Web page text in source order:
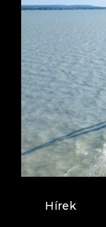
Hírek
KLIMA
Service
Ezüst
Szalag
–
Éjszakai
túraverseny
2026.
július